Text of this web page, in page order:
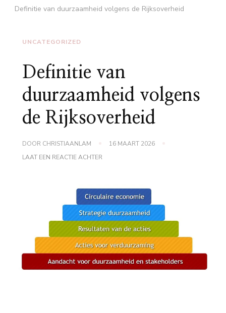
Definitie van duurzaamheid volgens de Rijksoverheid
UNCATEGORIZED
Definitie van
duurzaamheid volgens
de Rijksoverheid
DOOR CHRISTIAANLAM
16 MAART 2026
LAAT EEN REACTIE ACHTER
VOLGENS
DE
RIJKSOVERHEID